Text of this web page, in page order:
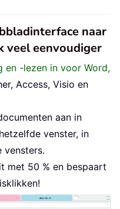
naar
veel eenvoudiger
en -lezen in voor Word,
Access, Visio en
aan in
venster, in
vensters.
met 50 % en bespaart